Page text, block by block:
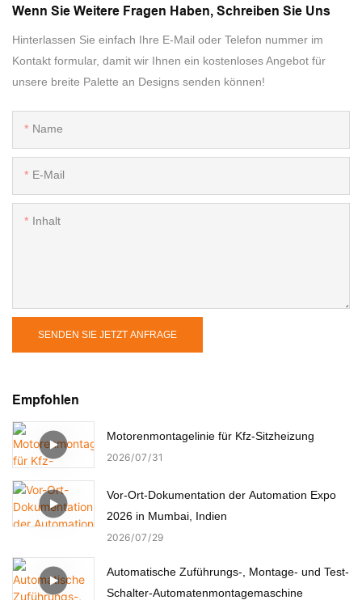
Wenn Sie Weitere Fragen Haben, Schreiben Sie Uns
Hinterlassen Sie einfach Ihre E-Mail oder Telefon nummer im
Kontakt formular, damit wir Ihnen ein kostenloses Angebot für
unsere breite Palette an Designs senden können!
Name
E-Mail
Inhalt
SENDEN SIE JETZT ANFRAGE
Empfohlen
Motorenmontagelinie für Kfz-Sitzheizung
2026 07 31
Vor-Ort-Dokumentation der Automation Expo
2026 in Mumbai, Indien
2026 07 29
Automatische Zuführungs-, Montage- und Test-
Schalter-Automatenmontagemaschine